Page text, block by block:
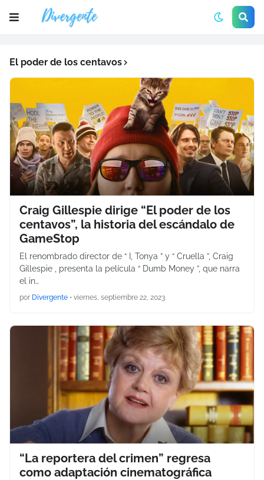
El poder de los centavos
Craig Gillespie dirige “El poder de los
centavos”, la historia del escándalo de
GameStop
El renombrado director de “ I, Tonya ” y “ Cruella ”, Craig
Gillespie , presenta la película “ Dumb Money ”, que narra
el in…
por Divergente • viernes, septiembre 22, 2023
“La reportera del crimen” regresa
como adaptación cinematográfica